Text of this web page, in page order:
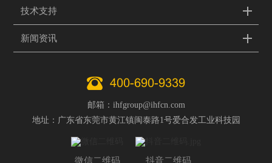
技术支持
新闻资讯
400-690-9339
邮箱：ihfgroup@ihfcn.com
地址：广东省东莞市黄江镇闽泰路1号爱合发工业科技园
微信二维码 抖音二维码